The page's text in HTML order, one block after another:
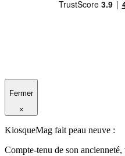
Fermer
×
KiosqueMag fait peau neuve :
Compte-tenu de son